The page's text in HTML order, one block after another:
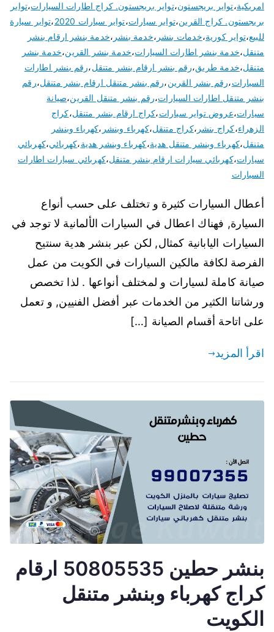
امريكية،تواير بريجستون،تواير بريجستون. كراج اطارات السيارات،تواير
بريجستون. كراج القرين،تواير سيارات،تواير سيارات 2020 ،تواير سيارة
للبيع،تواير كورية،خدمات بنشر ،خدمة بنشر ،خدمة بنشر ارقام بنشر
متنقل،خدمة بنشر اطارات السيارات،خدمة بنشر القرين،خدمة بنشر
متنقل،خدمة طريق،رقم بنشر ارقام بنشر متنقل،رقم بنشر اطارات
السيارات،رقم بنشر القرين،رقم بنشر متنقل ارقام بنشر متنقل،رقم
بنشر متنقل اطارات السيارات،رقم بنشر متنقل القرين،صيانة
سيارات،عروض تواير سيارات،كراج ارقام بنشر متنقل،كراج
الزهراء،كراج بنشر ،كراج متنقل،كهرباء وبنشر ،كهرباء وبنشر
متنقل،كهرباء وبنشر متنقل هدية،كهرباء وبنشر هدية،كهربائي،كهربائي
سيارات،كهربائي سيارات ارقام بنشر متنقل،كهربائي سيارات اطارات
السيارات
أعطال السيارات كثيرة و تختلف على حسب أنواع
السيارة, فهناك اعطال في السيارات الألمانية لا توجد في
السيارات اليابانية كمثال, لكن عبر بنشر هدية سنتيح
الفرصة لكافة مالكين السيارات في الكويت من عمل
صيانة كاملة لسيارات و لمختلف أنواعها . لذا تخصص
ورشاتنا الكثير من الخدمات عبر أفضل الفنيين, و تعمل
على اتاحة أقسام الصيانة […]
اقرأ المزيد
بنشر حطين 50805535 ارقام
كراج كهرباء وبنشر متنقل
الكويت